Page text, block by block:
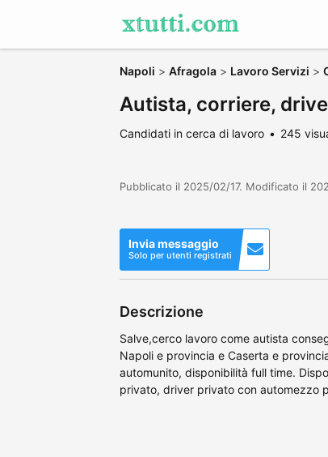
Napoli > Afragola > Lavoro Servizi >
Autista, corriere,
Candidati in cerca di lavoro 245
Pubblicato il 2025/02/17. Modificato il
Invia messaggio
Solo per utenti registrati
Descrizione
Salve,cerco lavoro come autista
Napoli e provincia e Caserta e
automunito, disponibilità full time.
privato, driver privato con automezzo